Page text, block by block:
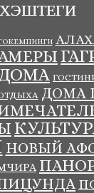
ХЭШТЕГИ
ДОМА
НОВЫЙ